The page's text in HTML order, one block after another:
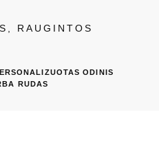
RAUGINTOS
ODINIS
RUDAS